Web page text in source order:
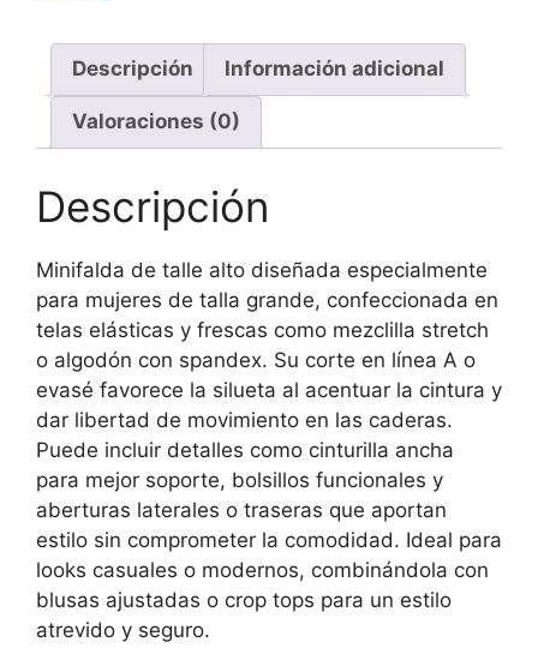
Descripción Información adicional
Valoraciones (0)
Descripción
Minifalda de talle alto diseñada especialmente
para mujeres de talla grande, confeccionada en
telas elásticas y frescas como mezclilla stretch
o algodón con spandex. Su corte en línea A o
evasé favorece la silueta al acentuar la cintura y
dar libertad de movimiento en las caderas.
Puede incluir detalles como cinturilla ancha
para mejor soporte, bolsillos funcionales y
aberturas laterales o traseras que aportan
estilo sin comprometer la comodidad. Ideal para
looks casuales o modernos, combinándola con
blusas ajustadas o crop tops para un estilo
atrevido y seguro.